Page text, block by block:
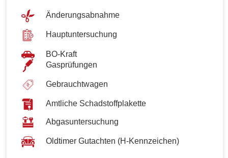
Änderungsabnahme
Hauptuntersuchung
BO-Kraft
Gasprüfungen
Gebrauchtwagen
Amtliche Schadstoffplakette
Abgasuntersuchung
Oldtimer Gutachten (H-Kennzeichen)